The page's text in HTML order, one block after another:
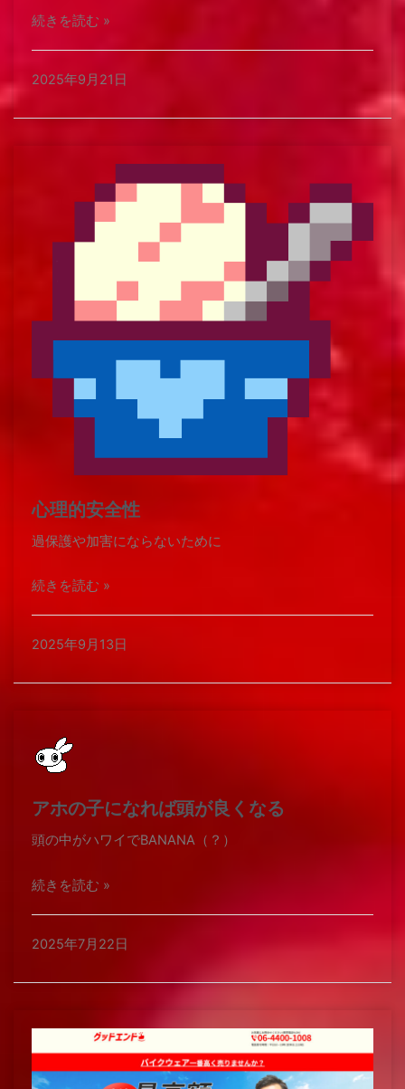
続きを読む »
2025年9月21日
心理的安全性
過保護や加害にならないために
続きを読む »
2025年9月13日
アホの子になれば頭が良くなる
頭の中がハワイでBANANA（？）
続きを読む »
2025年7月22日